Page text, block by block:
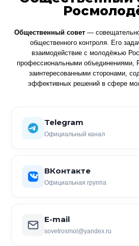
Общественный совет—
общественного контроля. Его
взаимодействие с молодёжью
профессиональными
заинтересованными сторонами,
эффективных решений в сфере
Telegram
Официальный канал
ВКонтакте
Официальная группа
E-mail
sovetrosmol@yandex.ru